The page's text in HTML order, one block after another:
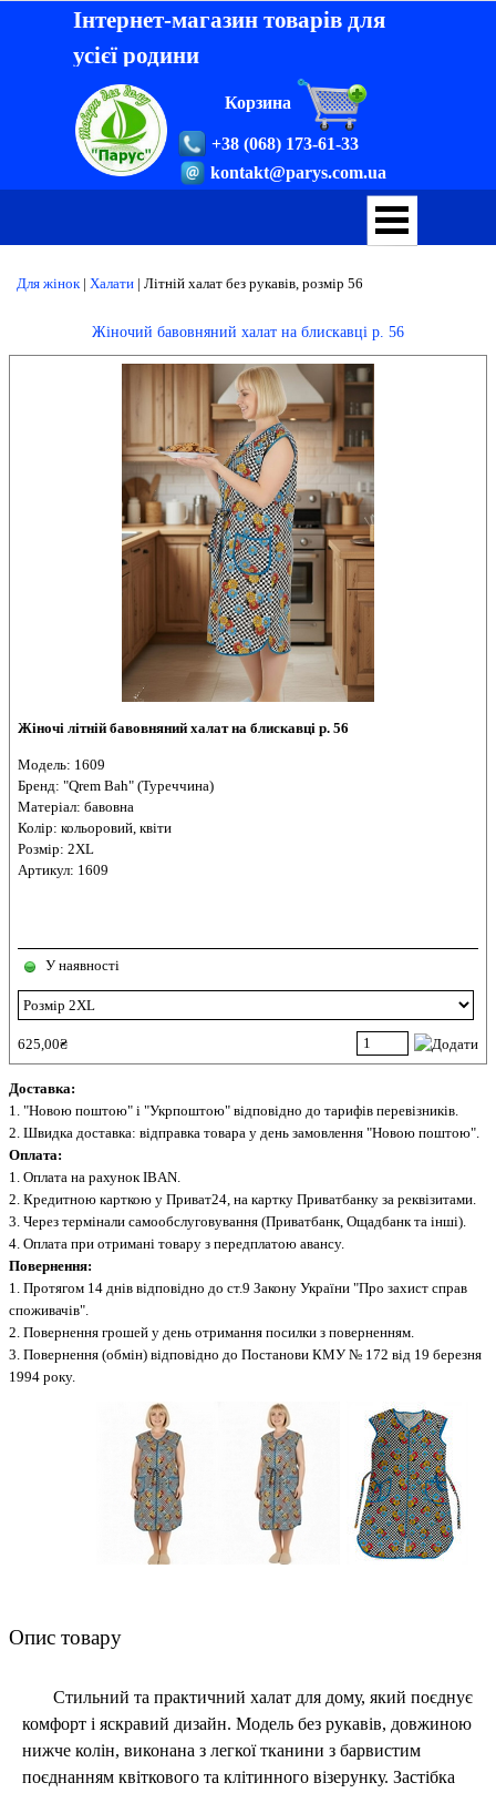
Інтернет-магазин товарів для
усієї родини
+38 (068) 173-61-33
kontakt@parys.com.ua
Корзина
Для жінок| Халати | Літній халат без рукавів, розмір 56
Жіночий бавовняний халат на блискавці р. 56
Жіночі літній бавовняний халат на блискавці р. 56
Модель: 1609
Бренд: "Qrem Bah" (Туреччина)
Матеріал: бавовна
Колір: кольоровий, квіти
Розмір: 2XL
Артикул: 1609
У наявності
625,00₴
Доставка:
1. "Новою поштою" і "Укрпоштою" відповідно до тарифів перевізників.
2. Швидка доставка: відправка товара у день замовлення "Новою поштою".
Оплата:
1. Оплата на рахунок IBAN.
2. Кредитною карткою у Приват24, на картку Приватбанку за реквізитами.
3. Через термінали самообслуговування (Приватбанк, Ощадбанк та інші).
4. Оплата при отримані товару з передплатою авансу.
Повернення:
1. Протягом 14 днів відповідно до ст.9 Закону України "Про захист справ
споживачів".
2. Повернення грошей у день отримання посилки з поверненням.
3. Повернення (обмін) відповідно до Постанови КМУ № 172 від 19 березня
1994 року.
Опис товару
Стильний та практичний халат для дому, який поєднує
комфорт і яскравий дизайн. Модель без рукавів, довжиною
нижче колін, виконана з легкої тканини з барвистим
поєднанням квіткового та клітинного візерунку. Застібка